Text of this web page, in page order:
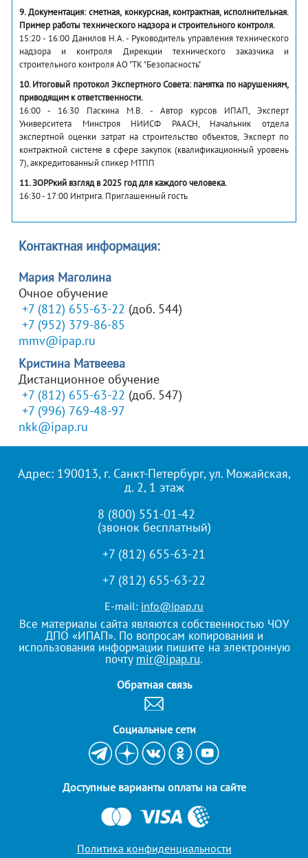
9. Документация: сметная, конкурсная, контрактная, исполнительная.
Пример работы технического надзора и строительного контроля.
15:20 - 16:00 Данилов Н.А. - Руководитель управления технического
надзора и контроля Дирекции технического заказчика и
строительного контроля АО "ТК "Безопасность"
10. Итоговый протокол Экспертного Совета: памятка по нарушениям,
приводящим к ответственности.
16:00 - 16:30 Паскина М.В. - Автор курсов ИПАП, Эксперт
Университета Минстроя НИИСФ РААСН, Начальник отдела
экспертной оценки затрат на строительство объектов, Эксперт по
контрактной системе в сфере закупок (квалификационный уровень
7), аккредитованный спикер МТПП
11. ЗОРРкий взгляд в 2025 год для каждого человека.
16:30 - 17:00 Интрига. Приглашенный гость
Контактная информация:
Мария Маголина
Очное обучение
+7 (812) 655-63-22 (доб. 544)
+7 (952) 379-86-85
mmv@ipap.ru
Кристина Матвеева
Дистанционное обучение
+7 (812) 655-63-22 (доб. 547)
+7 (996) 769-48-97
nkk@ipap.ru
Адрес: 190013, г. Санкт-Петербург, ул. Можайская,
д. 2, 1 этаж
8 (800) 551-01-42
(звонок бесплатный)
+7 (812) 655-63-21
+7 (812) 655-63-22
E-mail: info@ipap.ru
Все материалы сайта являются собственностью ЧОУ
ДПО «ИПАП». По вопросам копирования и
использования информации пишите на электронную
почту mir@ipap.ru.
Обратная связь
Cоциальные сети
Доступные варианты оплаты на сайте
Политика конфиденциальности